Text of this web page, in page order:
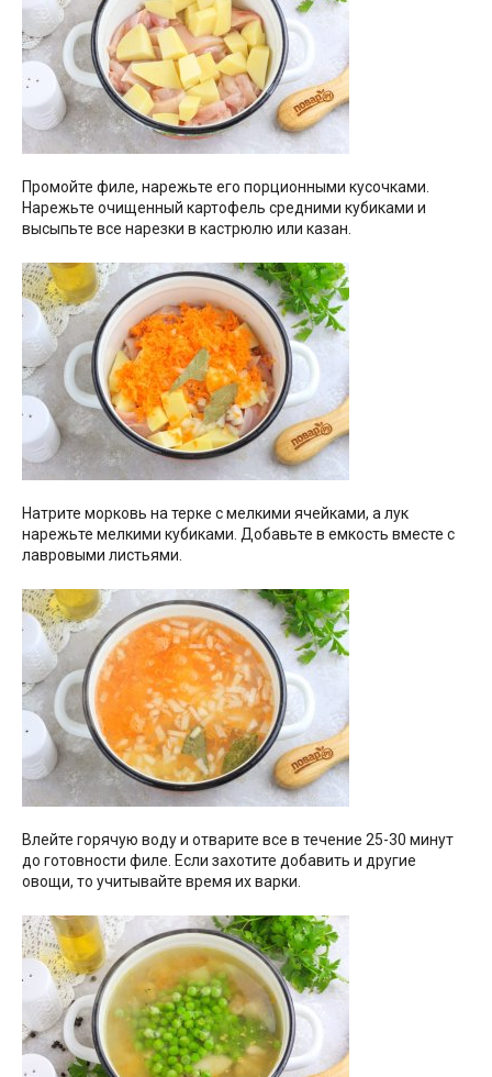
Промойте филе, нарежьте его порционными кусочками.
Нарежьте очищенный картофель средними кубиками и
высыпьте все нарезки в кастрюлю или казан.
Натрите морковь на терке с мелкими ячейками, а лук
нарежьте мелкими кубиками. Добавьте в емкость вместе с
лавровыми листьями.
Влейте горячую воду и отварите все в течение 25-30 минут
до готовности филе. Если захотите добавить и другие
овощи, то учитывайте время их варки.